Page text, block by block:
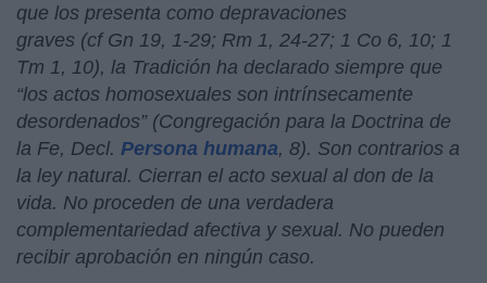
que los presenta como depravaciones
graves (cf Gn 19, 1-29; Rm 1, 24-27; 1 Co 6, 10; 1
Tm 1, 10), la Tradición ha declarado siempre que
“los actos homosexuales son intrínsecamente
desordenados” (Congregación para la Doctrina de
la Fe, Decl. Persona humana, 8). Son contrarios a
la ley natural. Cierran el acto sexual al don de la
vida. No proceden de una verdadera
complementariedad afectiva y sexual. No pueden
recibir aprobación en ningún caso.